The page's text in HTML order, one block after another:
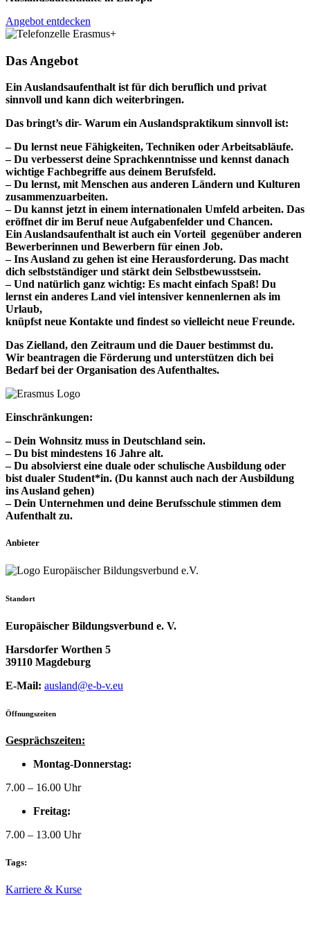
Angebot entdecken
Das Angebot
Ein Auslandsaufenthalt ist für dich beruflich und privat
sinnvoll und kann dich weiterbringen.
Das bringt’s dir- Warum ein Auslandspraktikum sinnvoll ist:
– Du lernst neue Fähigkeiten, Techniken oder Arbeitsabläufe.
– Du verbesserst deine Sprachkenntnisse und kennst danach
wichtige Fachbegriffe aus deinem Berufsfeld.
– Du lernst, mit Menschen aus anderen Ländern und Kulturen
zusammenzuarbeiten.
– Du kannst jetzt in einem internationalen Umfeld arbeiten. Das
eröffnet dir im Beruf neue Aufgabenfelder und Chancen.
Ein Auslandsaufenthalt ist auch ein Vorteil gegenüber anderen
Bewerberinnen und Bewerbern für einen Job.
– Ins Ausland zu gehen ist eine Herausforderung. Das macht
dich selbstständiger und stärkt dein Selbstbewusstsein.
– Und natürlich ganz wichtig: Es macht einfach Spaß! Du
lernst ein anderes Land viel intensiver kennenlernen als im
Urlaub,
knüpfst neue Kontakte und findest so vielleicht neue Freunde.
Das Zielland, den Zeitraum und die Dauer bestimmst du.
Wir beantragen die Förderung und unterstützen dich bei
Bedarf bei der Organisation des Aufenthaltes.
Einschränkungen:
– Dein Wohnsitz muss in Deutschland sein.
– Du bist mindestens 16 Jahre alt.
– Du absolvierst eine duale oder schulische Ausbildung oder
bist dualer Student*in. (Du kannst auch nach der Ausbildung
ins Ausland gehen)
– Dein Unternehmen und deine Berufsschule stimmen dem
Aufenthalt zu.
Anbieter
Standort
Europäischer Bildungsverbund e. V.
Harsdorfer Worthen 5
39110 Magdeburg
E-Mail: ausland@e-b-v.eu
Öffnungszeiten
Gesprächszeiten:
Montag-Donnerstag:
7.00 – 16.00 Uhr
Freitag:
7.00 – 13.00 Uhr
Tags:
Karriere & Kurse